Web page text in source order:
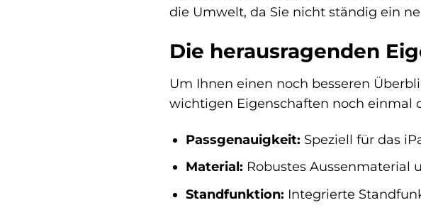
die Umwelt, da Sie nicht ständig ein
Die herausragenden
Um Ihnen einen noch besseren
wichtigen Eigenschaften noch einmal
Passgenauigkeit: Speziell für das
Material: Robustes Aussenmaterial
Standfunktion: Integrierte